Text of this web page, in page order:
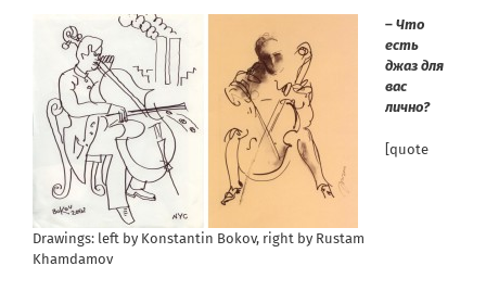
Drawings: left by Konstantin Bokov, right by Rustam
Khamdamov
– Что
есть
джаз для
вас
лично?
[quote